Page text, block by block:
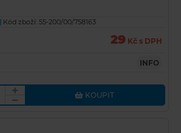
Kód zboží: 55-200/00/758163
29 Kč s DPH
INFO
KOUPIT